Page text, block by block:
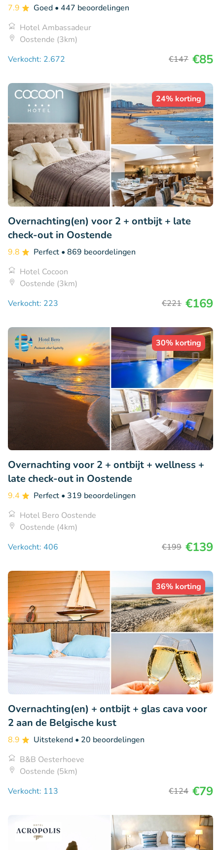
7.9 Goed • 447 beoordelingen
Hotel Ambassadeur
Oostende (3km)
Verkocht: 2.672
€147 €85
24% korting
Overnachting(en) voor 2 + ontbijt + late
check-out in Oostende
9.8 Perfect • 869 beoordelingen
Hotel Cocoon
Oostende (3km)
Verkocht: 223
€221 €169
30% korting
Overnachting voor 2 + ontbijt + wellness +
late check-out in Oostende
9.4 Perfect • 319 beoordelingen
Hotel Bero Oostende
Oostende (4km)
Verkocht: 406
€199 €139
36% korting
Overnachting(en) + ontbijt + glas cava voor
2 aan de Belgische kust
8.9 Uitstekend • 20 beoordelingen
B&B Oesterhoeve
Oostende (5km)
Verkocht: 113
€124 €79